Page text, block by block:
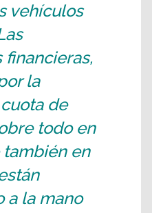
vehículos
la
de
todo en
también en
a la mano